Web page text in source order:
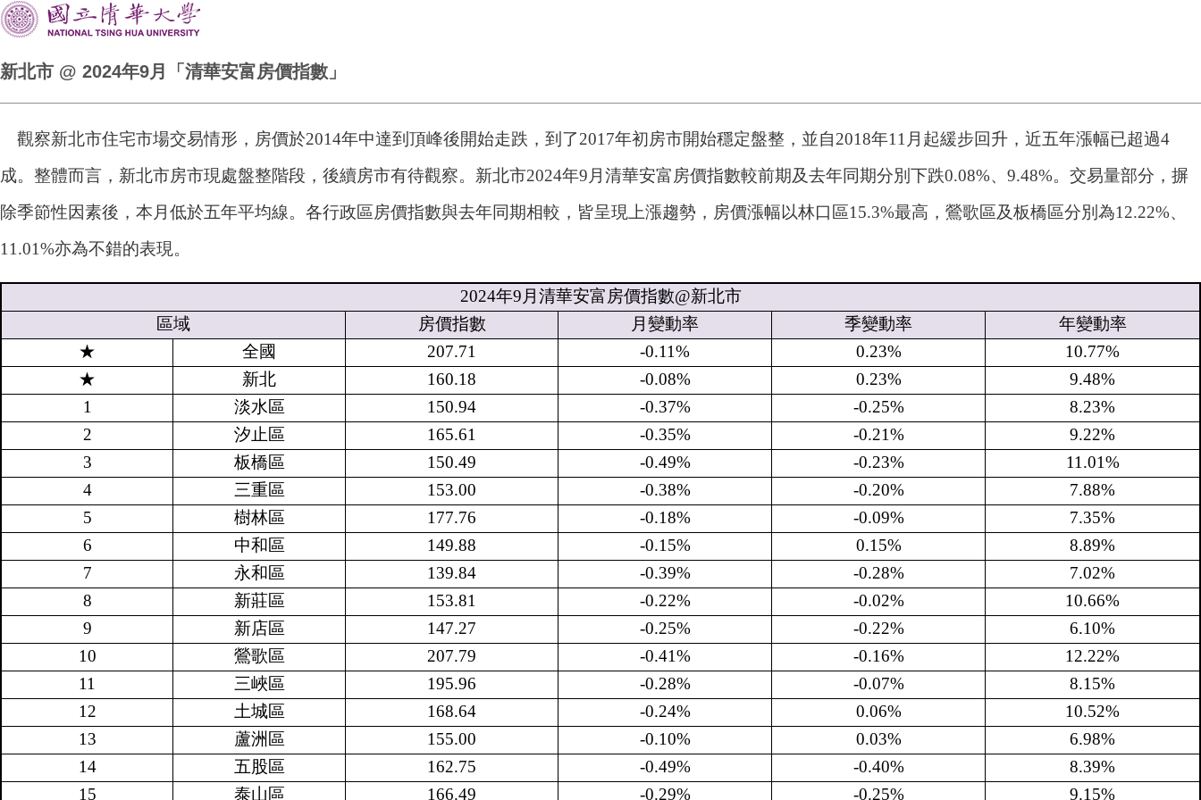
新北市 @ 2024年9月「清華安富房價指數」
觀察新北市住宅市場交易情形，房價於2014年中達到頂峰後開始走跌，到了2017年初房市開始穩定盤整，並自2018年11月起緩步回升，近五年漲幅已超過4
成。整體而言，新北市房市現處盤整階段，後續房市有待觀察。新北市2024年9月清華安富房價指數較前期及去年同期分別下跌0.08%、9.48%。交易量部分，摒
除季節性因素後，本月低於五年平均線。各行政區房價指數與去年同期相較，皆呈現上漲趨勢，房價漲幅以林口區15.3%最高，鶯歌區及板橋區分別為12.22%、
11.01%亦為不錯的表現。
2024年9 月清華安富房價指數@新北市
區域
房價指數 月變動率 季變動率
年變動率
★
全國 207.71 -0.11% 0.23%
10.77%
★
新北 160.18 -0.08% 0.23%
9.48%
1
淡水區 150.94 -0.37% -0.25%
8.23%
2
汐止區 165.61 -0.35% -0.21%
9.22%
3
板橋區 150.49 -0.49% -0.23%
11.01%
4
三重區 153.00 -0.38% -0.20%
7.88%
5
樹林區 177.76 -0.18% -0.09%
7.35%
6
中和區 149.88 -0.15% 0.15%
8.89%
7
永和區 139.84 -0.39% -0.28%
7.02%
8
新莊區 153.81 -0.22% -0.02%
10.66%
9
新店區 147.27 -0.25% -0.22%
6.10%
10
鶯歌區 207.79 -0.41% -0.16%
12.22%
11
三峽區 195.96 -0.28% -0.07%
8.15%
12
土城區 168.64 -0.24% 0.06%
10.52%
13
蘆洲區 155.00 -0.10% 0.03%
6.98%
14
五股區 162.75 -0.49% -0.40%
8.39%
15
泰山區 166.49 -0.29% -0.25% 9.15%